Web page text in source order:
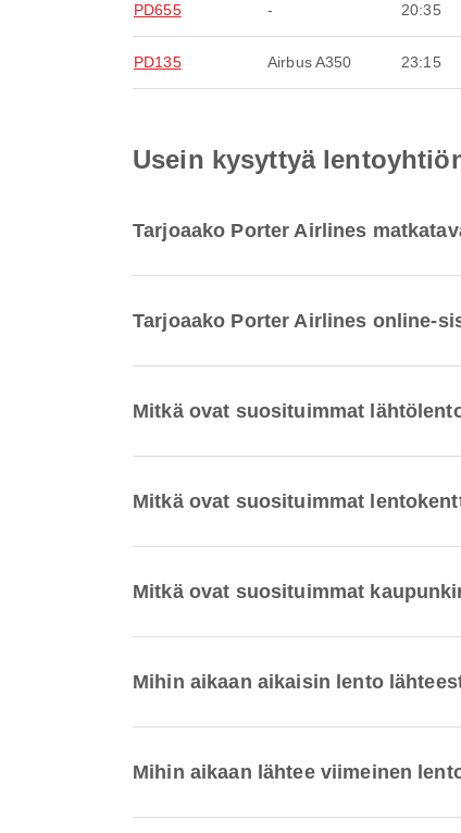
PD655 - 20:35
PD135 Airbus A350 23:15
Usein kysyttyä
Tarjoaako Porter Airlines
Tarjoaako Porter Airlines online-
Mitkä ovat suosituimmat
Mitkä ovat suosituimmat
Mitkä ovat suosituimmat
Mihin aikaan aikaisin lento
Mihin aikaan lähtee viimeinen